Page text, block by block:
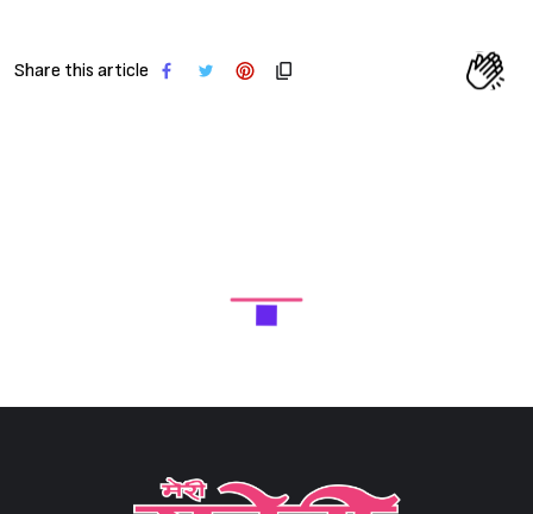
Share this article